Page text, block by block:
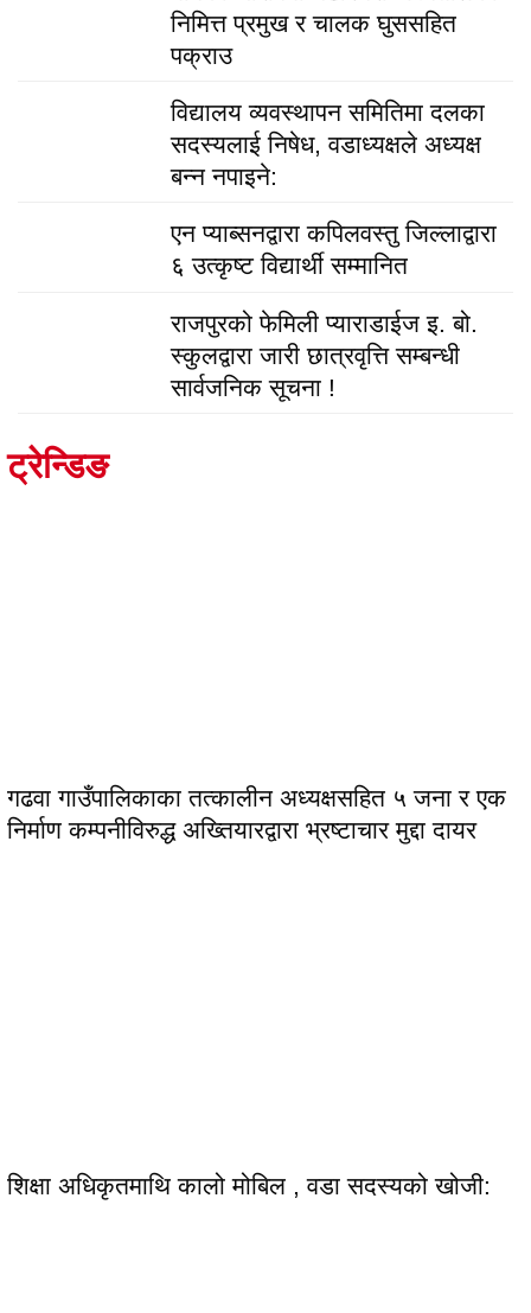
निमित्त प्रमुख र चालक घुससहित
पक्राउ
विद्यालय व्यवस्थापन समितिमा दलका
सदस्यलाई निषेध, वडाध्यक्षले अध्यक्ष
बन्न नपाइने:
एन प्याब्सनद्वारा कपिलवस्तु जिल्लाद्वारा
६ उत्कृष्ट विद्यार्थी सम्मानित
राजपुरको फेमिली प्याराडाईज इ. बो.
स्कुलद्वारा जारी छात्रवृत्ति सम्बन्धी
सार्वजनिक सूचना !
ट्रेन्डिङ
गढवा गाउँपालिकाका तत्कालीन अध्यक्षसहित ५ जना र एक
निर्माण कम्पनीविरुद्ध अख्तियारद्वारा भ्रष्टाचार मुद्दा दायर
शिक्षा अधिकृतमाथि कालो मोबिल , वडा सदस्यको खोजी: